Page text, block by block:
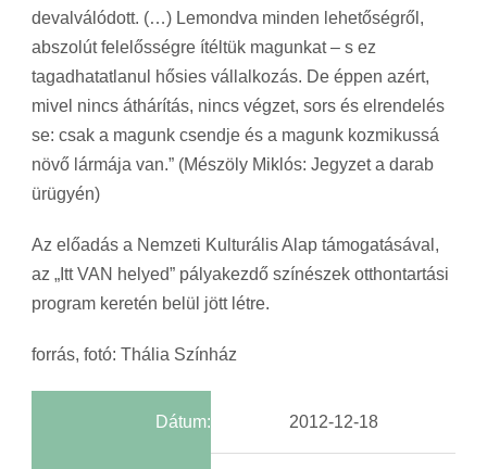
devalválódott. (…) Lemondva minden lehetőségről,
abszolút felelősségre ítéltük magunkat – s ez
tagadhatatlanul hősies vállalkozás. De éppen azért,
mivel nincs áthárítás, nincs végzet, sors és elrendelés
se: csak a magunk csendje és a magunk kozmikussá
növő lármája van.” (Mészöly Miklós: Jegyzet a darab
ürügyén)
Az előadás a Nemzeti Kulturális Alap támogatásával,
az „Itt VAN helyed” pályakezdő színészek otthontartási
program keretén belül jött létre.
forrás, fotó: Thália Színház
Dátum: 2012-12-18